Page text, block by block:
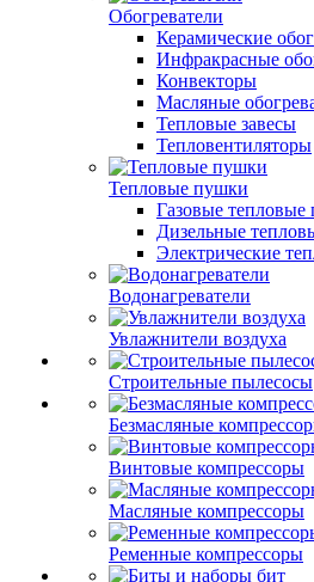
Обогреватели
Керамические
Инфракрасные
Конвекторы
Масляные
Тепловые завесы
Тепловентиляторы
Тепловые пушки
Газовые тепловые
Дизельные
Электрические
Водонагреватели
Увлажнители воздуха
Строительные пылесосы
Безмасляные
Винтовые компрессоры
Масляные компрессоры
Ременные компрессоры